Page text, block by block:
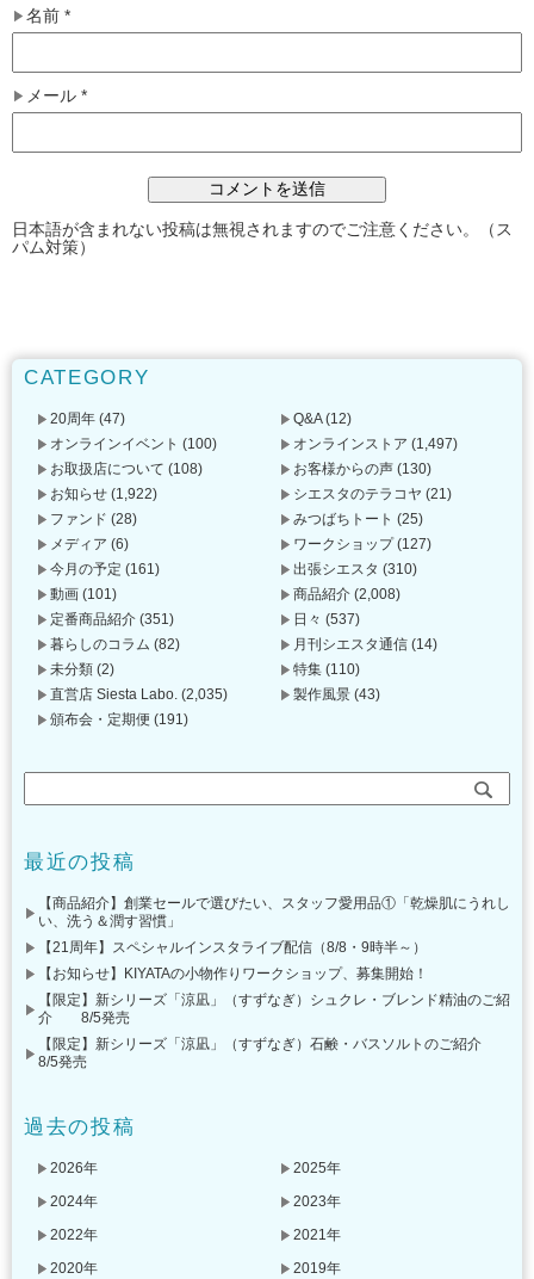
名前 *
メール *
日本語が含まれない投稿は無視されますのでご注意ください。（ス
パム対策）
CATEGORY
20周年 (47) Q&A(12)
オンラインイベント (100) オンラインストア (1,497)
お取扱店について (108) お客様からの声 (130)
お知らせ (1,922) シエスタのテラコヤ (21)
ファンド (28) みつばちトート (25)
メディア (6) ワークショップ(127)
今月の予定 (161) 出張シエスタ (310)
動画 (101) 商品紹介 (2,008)
定番商品紹介 (351) 日々 (537)
暮らしのコラム (82) 月刊シエスタ通信 (14)
未分類 (2) 特集 (110)
直営店 Siesta Labo. (2,035) 製作風景 (43)
頒布会・定期便 (191)
最近の投稿
【商品紹介】創業セールで選びたい、スタッフ愛用品①「乾燥肌にうれし
い、洗う＆潤す習慣」
【21周年】スペシャルインスタライブ配信（8/8・9時半～）
【お知らせ】KIYATAの小物作りワークショップ、募集開始！
【限定】新シリーズ「涼凪」（すずなぎ）シュクレ・ブレンド精油のご紹
介 8/5発売
【限定】新シリーズ「涼凪」（すずなぎ）石鹸・バスソルトのご紹介
8/5発売
過去の投稿
2026年
2025年
2024年
2023年
2022年
2021年
2020年
2019年